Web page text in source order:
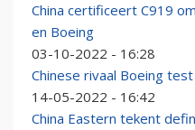
China certificeert C919
en Boeing
03-10-2022 - 16:28
Chinese rivaal Boeing
14-05-2022 - 16:42
China Eastern tekent